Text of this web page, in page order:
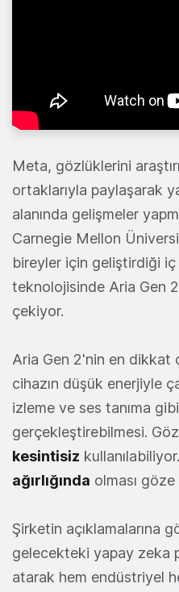
Meta, gözlüklerini
ortaklarıyla paylaşarak
alanında gelişmeler
Carnegie Mellon
bireyler için geliştirdiği
teknolojisinde Aria Gen
çekiyor.
Aria Gen 2'nin en dikkat
cihazın düşük enerjiyle
izleme ve ses tanıma
gerçekleştirebilmesi.
kesintisiz
ağırlığında olması göze
Şirketin açıklamalarına
gelecekteki yapay zeka
atarak hem endüstriyel